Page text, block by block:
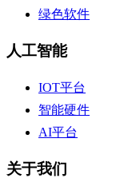
绿色软件
人工智能
IOT平台
智能硬件
AI平台
关于我们